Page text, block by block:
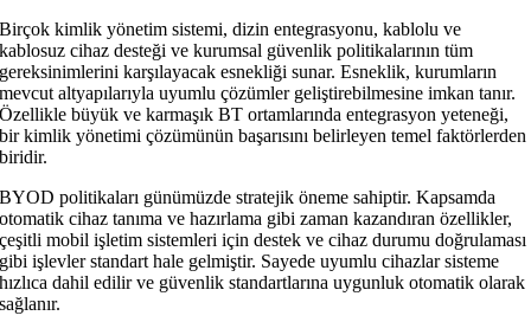
Birçok kimlik yönetim sistemi, dizin entegrasyonu, kablolu ve
kablosuz cihaz desteği ve kurumsal güvenlik politikalarının tüm
gereksinimlerini karşılayacak esnekliği sunar. Esneklik, kurumların
mevcut altyapılarıyla uyumlu çözümler geliştirebilmesine imkan tanır.
Özellikle büyük ve karmaşık BT ortamlarında entegrasyon yeteneği,
bir kimlik yönetimi çözümünün başarısını belirleyen temel faktörlerden
biridir.
BYOD politikaları günümüzde stratejik öneme sahiptir. Kapsamda
otomatik cihaz tanıma ve hazırlama gibi zaman kazandıran özellikler,
çeşitli mobil işletim sistemleri için destek ve cihaz durumu doğrulaması
gibi işlevler standart hale gelmiştir. Sayede uyumlu cihazlar sisteme
hızlıca dahil edilir ve güvenlik standartlarına uygunluk otomatik olarak
sağlanır.